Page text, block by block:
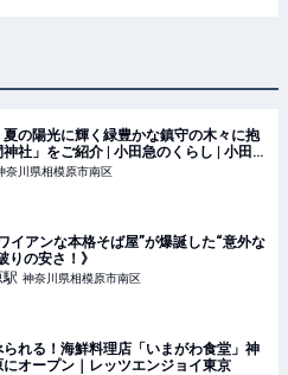
夏の陽光に輝く緑豊かな鎮守の木々に抱
社」をご紹介 | 小田急のくらし | 小田急
社
奈川県相模原市南区
イアンな本格そば屋”が爆誕した“意外な
りの安さ！》
駅 神奈川県相模原市南区
れる！海鮮料理店「いまがわ食堂」神
オープン｜レッツエンジョイ東京